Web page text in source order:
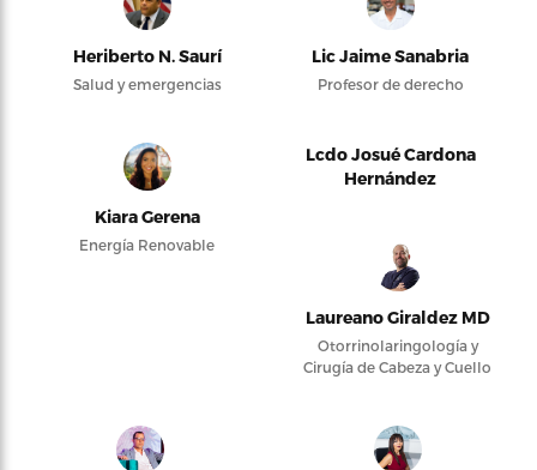
Heriberto N. Saurí
Salud y emergencias
Lic Jaime Sanabria
Profesor de derecho
Kiara Gerena
Energía Renovable
Lcdo Josué Cardona
Hernández
Laureano Giraldez MD
Otorrinolaringología y
Cirugía de Cabeza y Cuello